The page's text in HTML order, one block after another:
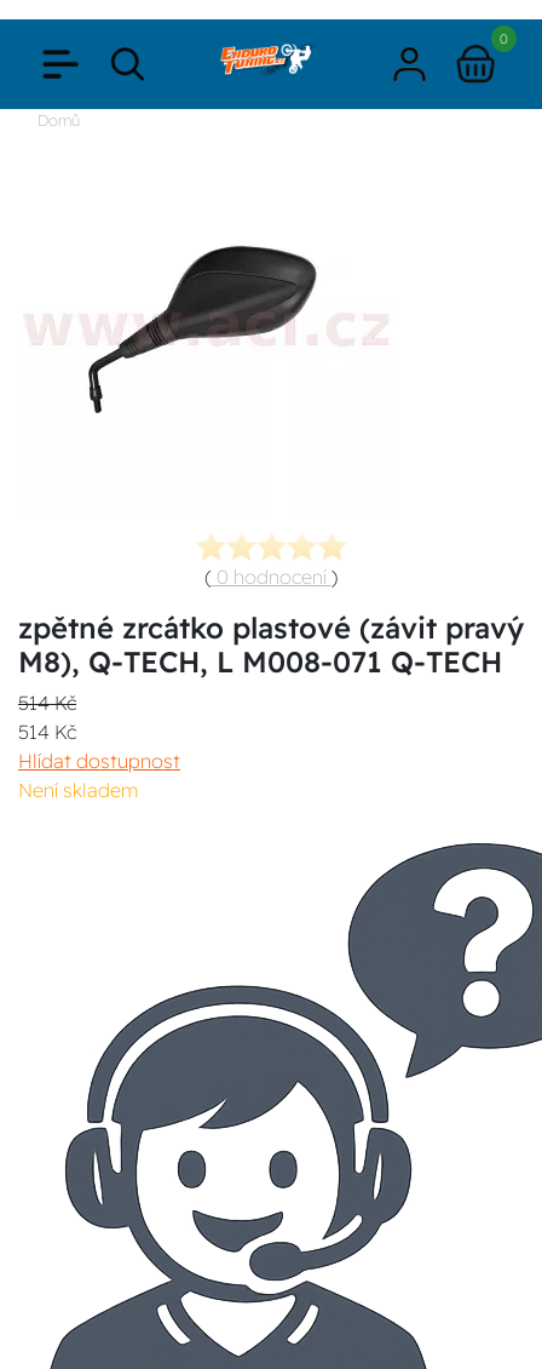
0
Domů
( 0 hodnocení )
zpětné zrcátko plastové (závit pravý
M8), Q-TECH, L M008-071 Q-TECH
514 Kč
514 Kč
Hlídat dostupnost
Není skladem